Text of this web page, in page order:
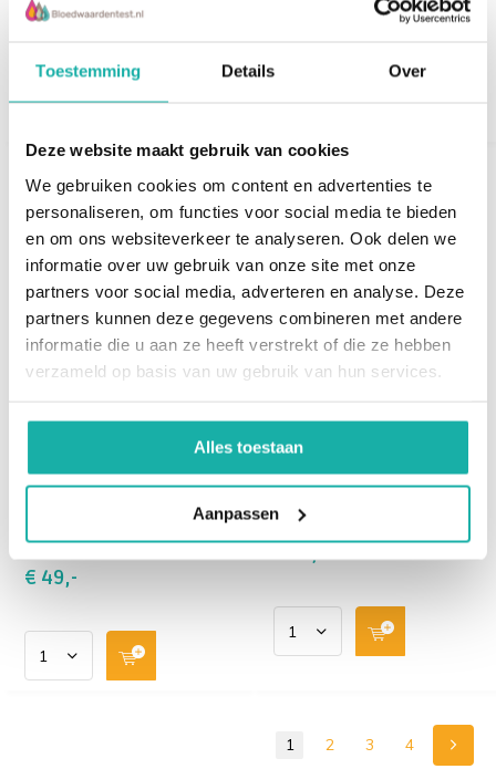
Toestemming Details Over
Deze website maakt gebruik van cookies
We gebruiken cookies om content en advertenties te
personaliseren, om functies voor social media te bieden
en om ons websiteverkeer te analyseren. Ook delen we
informatie over uw gebruik van onze site met onze
partners voor social media, adverteren en analyse. Deze
partners kunnen deze gegevens combineren met andere
informatie die u aan ze heeft verstrekt of die ze hebben
verzameld op basis van uw gebruik van hun services.
Alles toestaan
Aanpassen
€ 19,-
Alkalische Fosfatase
Een bloedonderzoek naar
alkalische fosfatase kan
monitore...
€ 49,-
HbA1c - Vingerprik
Suikerziekte? Diabetes de
HbA1c vingerprik test ziet
maanden met uw su...
1 2 3 4